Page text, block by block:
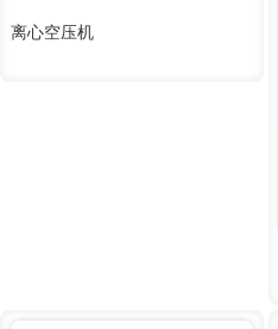
离心空压机